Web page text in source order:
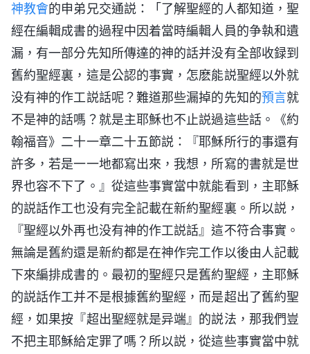
神教會的申弟兄交通説：「了解聖經的人都知道，聖
經在編輯成書的過程中因着當時編輯人員的争執和遺
漏，有一部分先知所傳達的神的話并没有全部收録到
舊約聖經裏，這是公認的事實，怎麽能説聖經以外就
没有神的作工説話呢？難道那些漏掉的先知的預言就
不是神的話嗎？就是主耶穌也不止説過這些話。《約
翰福音》二十一章二十五節説：『耶穌所行的事還有
許多，若是一一地都寫出來，我想，所寫的書就是世
界也容不下了。』從這些事實當中就能看到，主耶穌
的説話作工也没有完全記載在新約聖經裏。所以説，
『聖經以外再也没有神的作工説話』這不符合事實。
無論是舊約還是新約都是在神作完工作以後由人記載
下來編排成書的。最初的聖經只是舊約聖經，主耶穌
的説話作工并不是根據舊約聖經，而是超出了舊約聖
經，如果按『超出聖經就是异端』的説法，那我們豈
不把主耶穌給定罪了嗎？所以説，從這些事實當中就